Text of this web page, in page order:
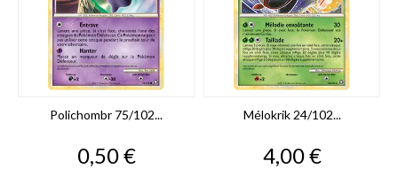
Polichombr 75/102...
Prix
0,50 €
Mélokrik 24/102...
Prix
4,00 €